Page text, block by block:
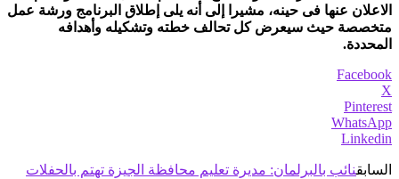
الاعلان عنها فى حينه، مشيرا إلى أنه يلى إطلاق البرنامج ورشة عمل
متخصصة حيث سيعرض كل تحالف خطته وتشكيله وأهدافه
المحددة.
Facebook
X
Pinterest
WhatsApp
Linkedin
السابقنائب بالبرلمان: مديرة تعليم محافظة الجيزة تهتم بالحفلات